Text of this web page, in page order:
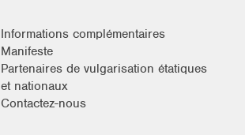
Informations complémentaires
Manifeste
Partenaires de vulgarisation étatiques
et nationaux
Contactez-nous